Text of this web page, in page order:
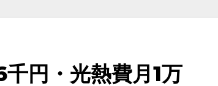
千円・光熱費月1万